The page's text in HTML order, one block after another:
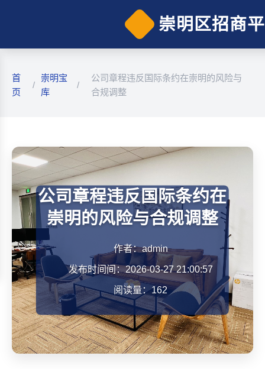
崇明区招商
首
页
/
崇明宝
库
/
公司章程违反国际条约在崇明的风险与
合规调整
公司章程违反国际条约在
崇明的风险与合规调整
作者：admin
发布时间间：2026-03-27 21:00:57
阅读量：162